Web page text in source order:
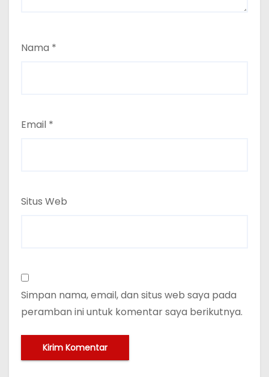
Nama *
Email *
Situs Web
Simpan nama, email, dan situs web saya pada
peramban ini untuk komentar saya berikutnya.